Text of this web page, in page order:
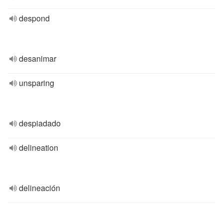
despond
desanimar
unsparing
despiadado
delineation
delineación